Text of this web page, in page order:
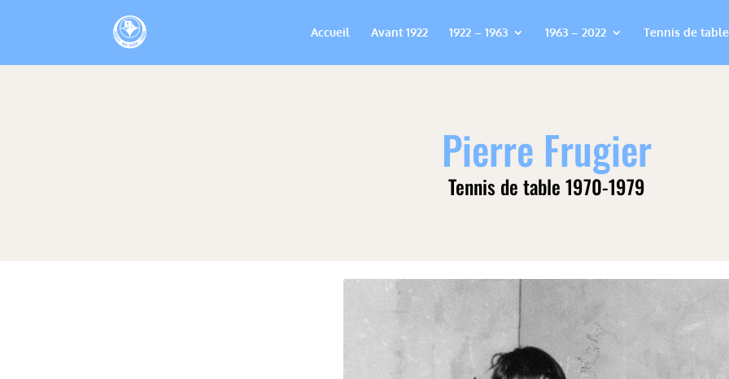
Accueil Avant 1922 1922 – 1963 1963 – 2022 Tennis de table
Pierre Frugier
Tennis de table 1970-1979